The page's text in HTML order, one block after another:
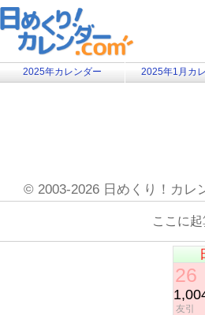
2025年カレンダー 2025年1月カ
© 2003-2026 日めくり！カレ
ここに
26
友引